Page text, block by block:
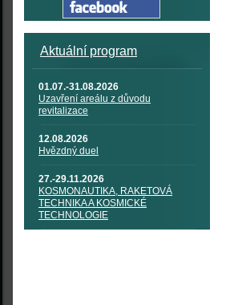
Aktuální program
01.07.-31.08.2026
Uzavření areálu z důvodu
revitalizace
12.08.2026
Hvězdný duel
27.-29.11.2026
KOSMONAUTIKA, RAKETOVÁ
TECHNIKA A KOSMICKÉ
TECHNOLOGIE